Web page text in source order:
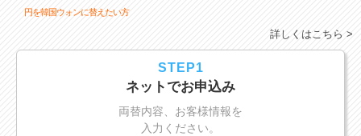
円を韓国ウォンに替えたい方
詳しくはこちら >
STEP1
ネットでお申込み
両替内容、お客様情報を
入力ください。